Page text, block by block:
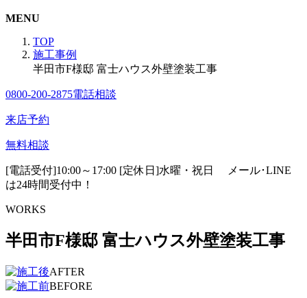
MENU
TOP
施工事例
半田市F様邸 富士ハウス外壁塗装工事
0800-200-2875電話相談
来店予約
無料相談
[電話受付]10:00～17:00 [定休日]水曜・祝日
メール･LINE
は24時間受付中！
WORKS
半田市F様邸 富士ハウス外壁塗装工事
AFTER
BEFORE